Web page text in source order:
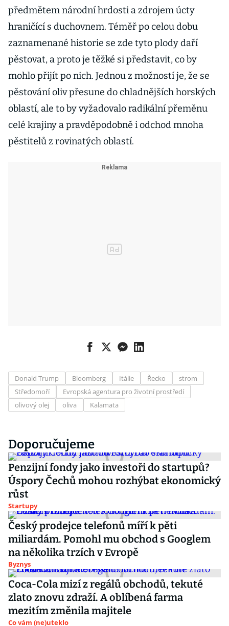
předmětem národní hrdosti a zdrojem úcty
hraničící s duchovnem. Téměř po celou dobu
zaznamenané historie se zde tyto plody daří
pěstovat, a proto je těžké si představit, co by
mohlo přijít po nich. Jednou z možností je, že se
pěstování oliv přesune do chladnějších horských
oblastí, ale to by vyžadovalo radikální přeměnu
celé krajiny a pravděpodobně i odchod mnoha
pěstitelů z rovinatých oblastí.
Donald Trump Bloomberg Itálie Řecko
strom
Středomoří
Evropská agentura pro životní prostředí
olivový olej
oliva Kalamata
Doporučujeme
Penzijní fondy jako investoři do startupů?
Úspory Čechů mohou rozhýbat ekonomický
růst
Startupy
Český prodejce telefonů míří k pěti
miliardám. Pomohl mu obchod s Googlem
na několika trzích v Evropě
Byznys
Coca-Cola mizí z regálů obchodů, tekuté
zlato znovu zdraží. A oblíbená farma
mezitím změnila majitele
Co vám (ne)uteklo